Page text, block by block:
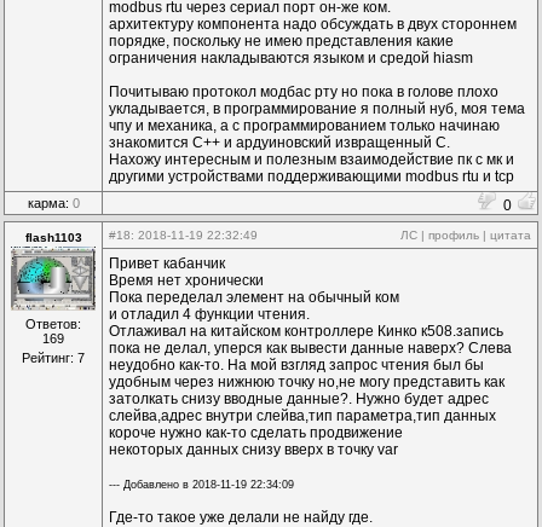
modbus rtu через сериал порт он-же ком.
архитектуру компонента надо обсуждать в двух стороннем
порядке, поскольку не имею представления какие
ограничения накладываются языком и средой hiasm
Почитываю протокол модбас рту но пока в голове плохо
укладывается, в программирование я полный нуб, моя тема
чпу и механика, а с программированием только начинаю
знакомится С++ и ардуиновский извращенный С.
Нахожу интересным и полезным взаимодействие пк с мк и
другими устройствами поддерживающими modbus rtu и tcp
карма: 0 0
flash1103
Ответов:
169
Рейтинг: 7
#18: 2018-11-19 22:32:49 ЛС | профиль | цитата
Привет кабанчик
Время нет хронически
Пока переделал элемент на обычный ком
и отладил 4 функции чтения.
Отлаживал на китайском контроллере Кинко к508.запись
пока не делал, уперся как вывести данные наверх? Слева
неудобно как-то. На мой взгляд запрос чтения был бы
удобным через нижнюю точку но,не могу представить как
затолкать снизу вводные данные?. Нужно будет адрес
слейва,адрес внутри слейва,тип параметра,тип данных
короче нужно как-то сделать продвижение
некоторых данных снизу вверх в точку var
--- Добавлено в 2018-11-19 22:34:09
Где-то такое уже делали не найду где.